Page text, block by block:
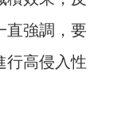
直強調，要
行高侵入性